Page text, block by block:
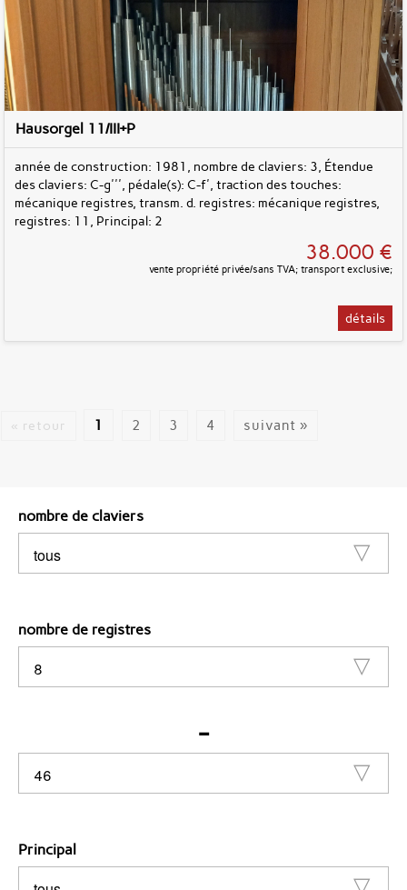
Hausorgel 11/III+P
année de construction: 1981, nombre de claviers: 3, Étendue
des claviers: C-g''', pédale(s): C-f', traction des touches:
mécanique registres, transm. d. registres: mécanique registres,
registres: 11, Principal: 2
38.000 €
vente propriété privée/sans TVA; transport exclusive;
détails
« retour 1 2 3 4 suivant »
nombre de claviers
nombre de registres
-
Principal